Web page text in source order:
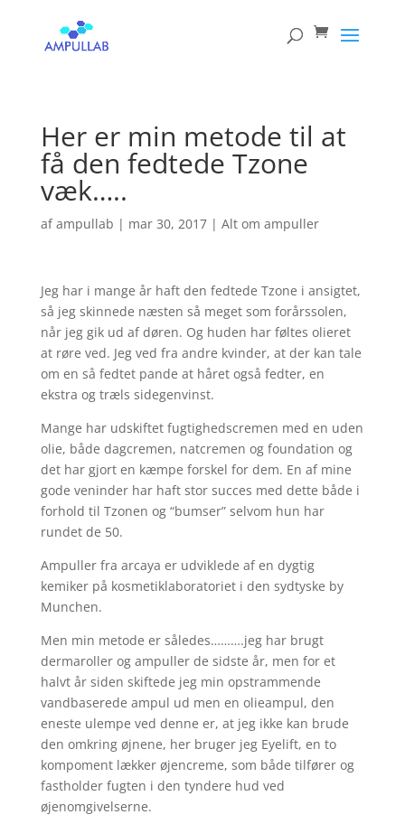
Her er min metode til at
få den fedtede Tzone
væk…..
afampullab | mar 30, 2017| Alt om ampuller
Jeg har i mange år haft den fedtede Tzone i ansigtet,
så jeg skinnede næsten så meget som forårssolen,
når jeg gik ud af døren. Og huden har føltes olieret
at røre ved. Jeg ved fra andre kvinder, at der kan tale
om en så fedtet pande at håret også fedter, en
ekstra og træls sidegenvinst.
Mange har udskiftet fugtighedscremen med en uden
olie, både dagcremen, natcremen og foundation og
det har gjort en kæmpe forskel for dem. En af mine
gode veninder har haft stor succes med dette både i
forhold til Tzonen og “bumser” selvom hun har
rundet de 50.
Ampuller fra arcaya er udviklede af en dygtig
kemiker på kosmetiklaboratoriet i den sydtyske by
Munchen.
Men min metode er således……….jeg har brugt
dermaroller og ampuller de sidste år, men for et
halvt år siden skiftede jeg min opstrammende
vandbaserede ampul ud men en olieampul, den
eneste ulempe ved denne er, at jeg ikke kan brude
den omkring øjnene, her bruger jeg Eyelift, en to
kompoment lækker øjencreme, som både tilfører og
fastholder fugten i den tyndere hud ved
øjenomgivelserne.